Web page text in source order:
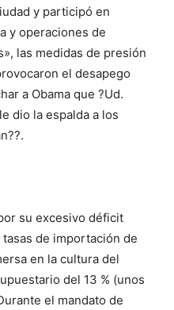
y participó en
y operaciones de
las medidas de presión
el desapego
a Obama que ?Ud.
dio la espalda a los
su excesivo déficit
de importación de
en la cultura del
del 13 % (unos
el mandato de